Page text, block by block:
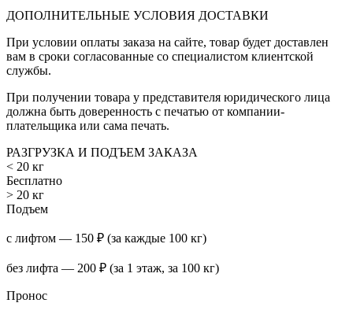
ДОПОЛНИТЕЛЬНЫЕ УСЛОВИЯ ДОСТАВКИ
При условии оплаты заказа на сайте, товар будет доставлен
вам в сроки согласованные со специалистом клиентской
службы.
При получении товара у представителя юридического лица
должна быть доверенность с печатью от компании-
плательщика или сама печать.
РАЗГРУЗКА И ПОДЪЕМ ЗАКАЗА
< 20 кг
Бесплатно
> 20 кг
Подъем
с лифтом — 150 ₽ (за каждые 100 кг)
без лифта — 200 ₽ (за 1 этаж, за 100 кг)
Пронос